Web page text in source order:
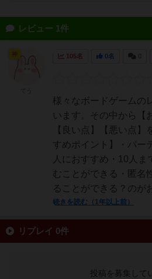
レビュー 1件
105名 0名
様々なボードゲームの
います。その中から【
【良い点】【悪い点】
すめポイント】・パー
人におすすめ・10人ま
むことができる・匿名
ることができる？のが
続きを読む（1年以上前）
リプレイ 0件
投稿を募集して